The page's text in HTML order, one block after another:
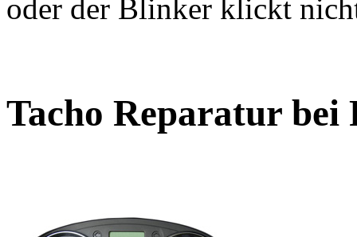
oder der Blinker klickt
Tacho Reparatur bei